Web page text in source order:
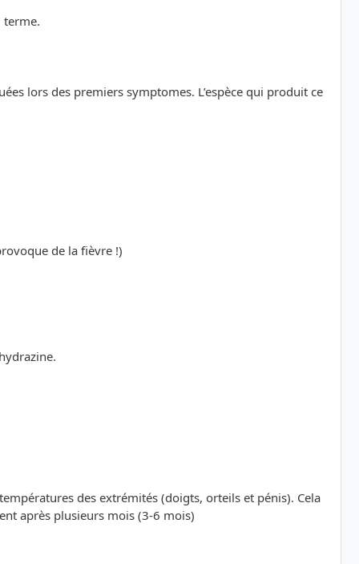
terme.
lors des premiers symptomes. L’espèce qui produit ce
de la fièvre !)
des extrémités (doigts, orteils et pénis). Cela
après plusieurs mois (3-6 mois)